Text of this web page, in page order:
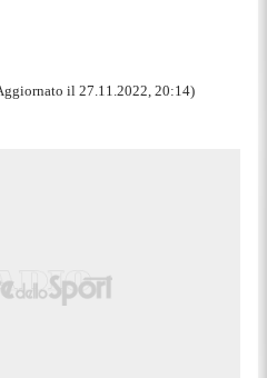
il 27.11.2022, 20:14)